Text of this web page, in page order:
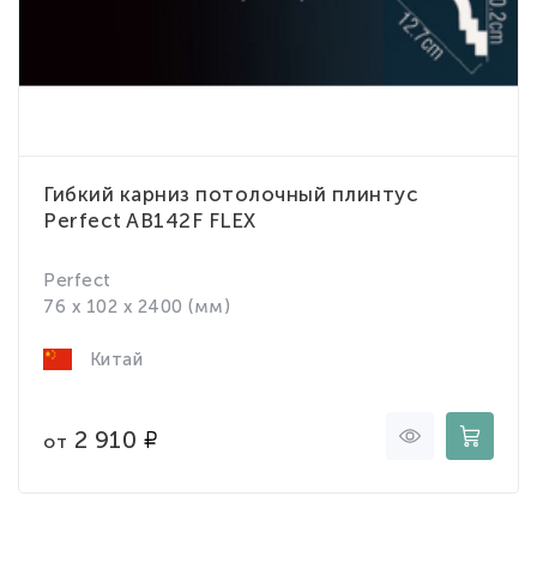
Гибкий карниз потолочный плинтус
Perfect AB142F FLEX
Perfect
76 x 102 x 2400 (мм)
Китай
от 2 910